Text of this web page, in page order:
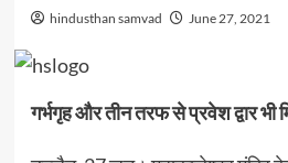
hindusthan samvad June 27, 2021
गर्भगृह और तीन तरफ से प्रवेश द्वार भी